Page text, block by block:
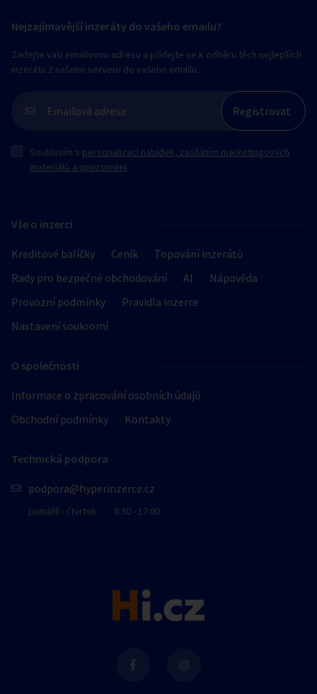
Vše o inzerci
Kreditové balíčky Ceník
Topování inzerátů
Rady pro bezpečné obchodování
AI
Nápověda
Provozní podmínky
Pravidla inzerce
Nastavení soukromí
O společnosti
Informace o zpracování osobních údajů
Obchodní podmínky
Kontakty
Technická podpora
podpora@hyperinzerce.cz
pondělí - čtvrtek 8:30 - 17:00
Nejzajímavější inzeráty do vašeho emailu?
Zadejte vaši emailovou adresu a přidejte se k odběru těch nejlepších
inzerátu z našeho serveru do vašeho emailu.
Souhlasím s personalizací nabídek, zasíláním marketingových
materiálů a upozornění.